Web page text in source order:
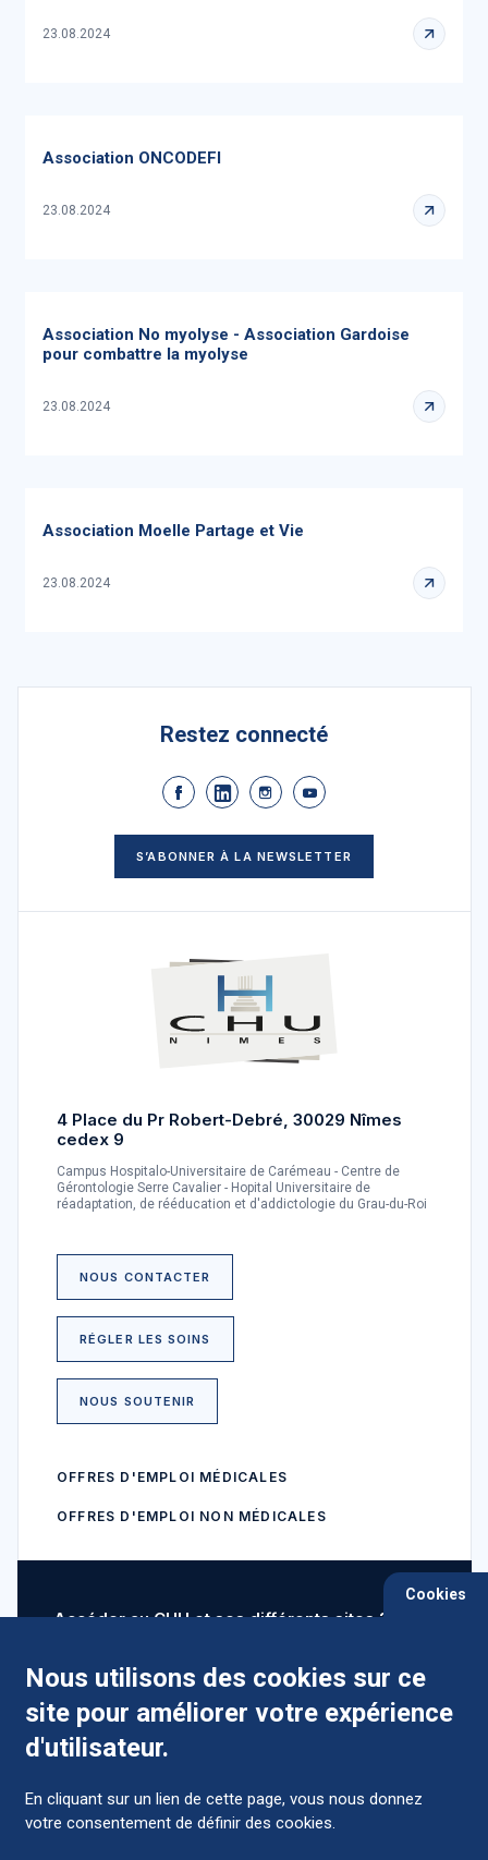
23.08.2024
Association ONCODEFI
23.08.2024
Association No myolyse - Association Gardoise
pour combattre la myolyse
23.08.2024
Association Moelle Partage et Vie
23.08.2024
Restez connecté
S’ABONNER À LA NEWSLETTER
4 Place du Pr Robert-Debré, 30029 Nîmes
cedex 9
Campus Hospitalo-Universitaire de Carémeau - Centre de
Gérontologie Serre Cavalier - Hopital Universitaire de
réadaptation, de rééducation et d'addictologie du Grau-du-Roi
NOUS CONTACTER
RÉGLER LES SOINS
NOUS SOUTENIR
OFFRES D'EMPLOI MÉDICALES
OFFRES D'EMPLOI NON MÉDICALES
Accéder au CHU et ses différents sites ?
Comment préparer mon hospitalisation ?
Cookies
Nous utilisons des cookies sur ce
site pour améliorer votre expérience
d'utilisateur.
En cliquant sur un lien de cette page, vous nous donnez
votre consentement de définir des cookies.